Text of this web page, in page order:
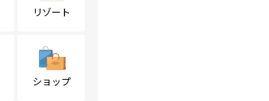
リゾート
ショップ